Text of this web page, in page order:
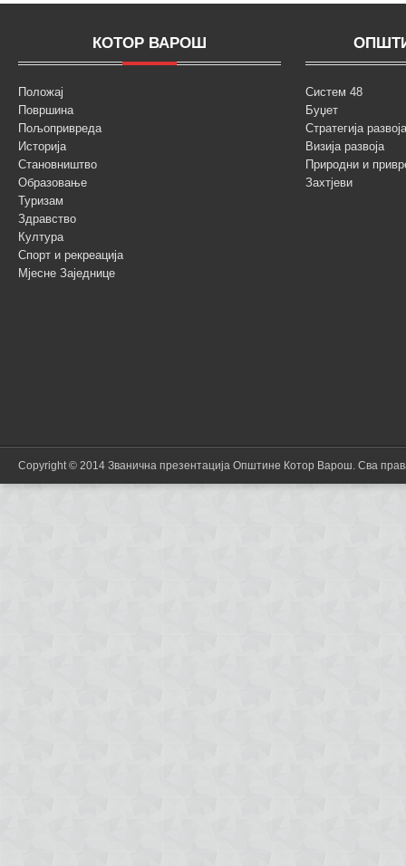
КОТОР ВАРОШ
Положај
Површина
Пољопривреда
Историја
Становништво
Образовање
Туризам
Здравство
Култура
Спорт и рекреација
Мјесне Заједнице
Систем 48
Буџет
Стратегија
Визија развоја
Природни и
Захтјеви
Copyright © 2014 Званична презентација Општине Котор Варош. Сва